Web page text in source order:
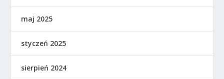
maj 2025
styczeń 2025
sierpień 2024